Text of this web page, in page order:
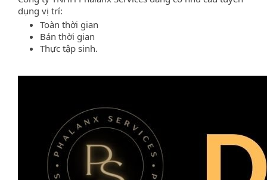
dụng vị trí:
Toàn thời gian
Bán thời gian
Thực tập sinh.